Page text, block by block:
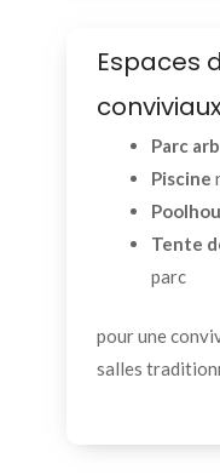
Espaces
conviviaux
Parc
Piscine
Tente
parc
pour une
salles